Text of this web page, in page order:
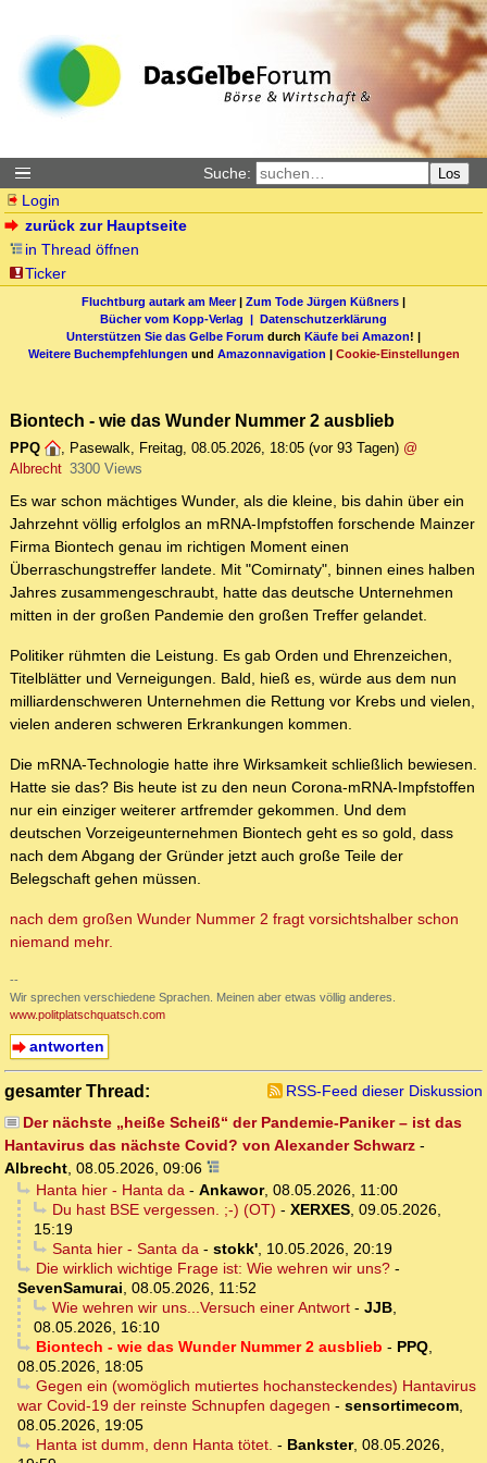
Suche: Los
Login
zurück zur Hauptseite
in Thread öffnen
Ticker
Fluchtburg autark am Meer| Zum Tode Jürgen Küßners |
Bücher vom Kopp-Verlag | Datenschutzerklärung
Unterstützen Sie das Gelbe Forum durch Käufe bei Amazon! |
Weitere Buchempfehlungen und Amazonnavigation | Cookie-Einstellungen
Biontech - wie das Wunder Nummer 2 ausblieb
PPQ , Pasewalk, Freitag, 08.05.2026, 18:05 (vor 93 Tagen) @
Albrecht 3300 Views
Es war schon mächtiges Wunder, als die kleine, bis dahin über ein
Jahrzehnt völlig erfolglos an mRNA-Impfstoffen forschende Mainzer
Firma Biontech genau im richtigen Moment einen
Überraschungstreffer landete. Mit "Comirnaty", binnen eines halben
Jahres zusammengeschraubt, hatte das deutsche Unternehmen
mitten in der großen Pandemie den großen Treffer gelandet.
Politiker rühmten die Leistung. Es gab Orden und Ehrenzeichen,
Titelblätter und Verneigungen. Bald, hieß es, würde aus dem nun
milliardenschweren Unternehmen die Rettung vor Krebs und vielen,
vielen anderen schweren Erkrankungen kommen.
Die mRNA-Technologie hatte ihre Wirksamkeit schließlich bewiesen.
Hatte sie das? Bis heute ist zu den neun Corona-mRNA-Impfstoffen
nur ein einziger weiterer artfremder gekommen. Und dem
deutschen Vorzeigeunternehmen Biontech geht es so gold, dass
nach dem Abgang der Gründer jetzt auch große Teile der
Belegschaft gehen müssen.
nach dem großen Wunder Nummer 2 fragt vorsichtshalber schon
niemand mehr.
--
Wir sprechen verschiedene Sprachen. Meinen aber etwas völlig anderes.
www.politplatschquatsch.com
antworten
gesamter Thread:
RSS-Feed dieser Diskussion
Der nächste „heiße Scheiß“ der Pandemie-Paniker – ist das
Hantavirus das nächste Covid? von Alexander Schwarz -
Albrecht, 08.05.2026, 09:06
Hanta hier - Hanta da- Ankawor, 08.05.2026, 11:00
Du hast BSE vergessen. ;-) (OT) - XERXES, 09.05.2026,
15:19
Santa hier - Santa da- stokk', 10.05.2026, 20:19
Die wirklich wichtige Frage ist: Wie wehren wir uns?-
SevenSamurai, 08.05.2026, 11:52
Wie wehren wir uns...Versuch einer Antwort- JJB,
08.05.2026, 16:10
Biontech - wie das Wunder Nummer 2 ausblieb - PPQ,
08.05.2026, 18:05
Gegen ein (womöglich mutiertes hochansteckendes) Hantavirus
war Covid-19 der reinste Schnupfen dagegen - sensortimecom,
08.05.2026, 19:05
Hanta ist dumm, denn Hanta tötet. - Bankster, 08.05.2026,